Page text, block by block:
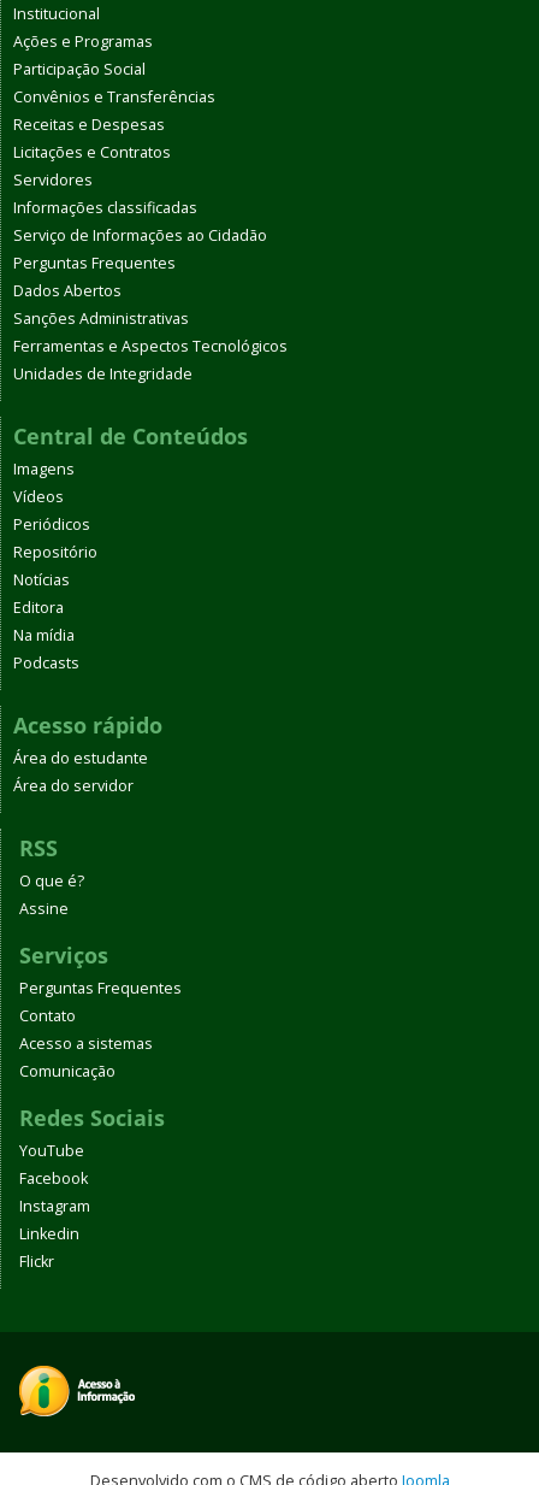
Institucional
Ações e Programas
Participação Social
Convênios e Transferências
Receitas e Despesas
Licitações e Contratos
Servidores
Informações classificadas
Serviço de Informações ao Cidadão
Perguntas Frequentes
Dados Abertos
Sanções Administrativas
Ferramentas e Aspectos Tecnológicos
Unidades de Integridade
Central de Conteúdos
Imagens
Vídeos
Periódicos
Repositório
Notícias
Editora
Na mídia
Podcasts
Acesso rápido
Área do estudante
Área do servidor
RSS
O que é?
Assine
Serviços
Perguntas Frequentes
Contato
Acesso a sistemas
Comunicação
Redes Sociais
YouTube
Facebook
Instagram
Linkedin
Flickr
Desenvolvido com o CMS de código aberto Joomla